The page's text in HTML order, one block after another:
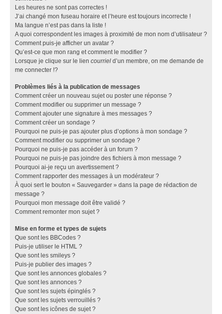
Les heures ne sont pas correctes !
J’ai changé mon fuseau horaire et l’heure est toujours incorrecte !
Ma langue n’est pas dans la liste !
A quoi correspondent les images à proximité de mon nom d’utilisateur ?
Comment puis-je afficher un avatar ?
Qu’est-ce que mon rang et comment le modifier ?
Lorsque je clique sur le lien courriel d’un membre, on me demande de
me connecter !?
Problèmes liés à la publication de messages
Comment créer un nouveau sujet ou poster une réponse ?
Comment modifier ou supprimer un message ?
Comment ajouter une signature à mes messages ?
Comment créer un sondage ?
Pourquoi ne puis-je pas ajouter plus d’options à mon sondage ?
Comment modifier ou supprimer un sondage ?
Pourquoi ne puis-je pas accéder à un forum ?
Pourquoi ne puis-je pas joindre des fichiers à mon message ?
Pourquoi ai-je reçu un avertissement ?
Comment rapporter des messages à un modérateur ?
À quoi sert le bouton « Sauvegarder » dans la page de rédaction de
message ?
Pourquoi mon message doit être validé ?
Comment remonter mon sujet ?
Mise en forme et types de sujets
Que sont les BBCodes ?
Puis-je utiliser le HTML ?
Que sont les smileys ?
Puis-je publier des images ?
Que sont les annonces globales ?
Que sont les annonces ?
Que sont les sujets épinglés ?
Que sont les sujets verrouillés ?
Que sont les icônes de sujet ?